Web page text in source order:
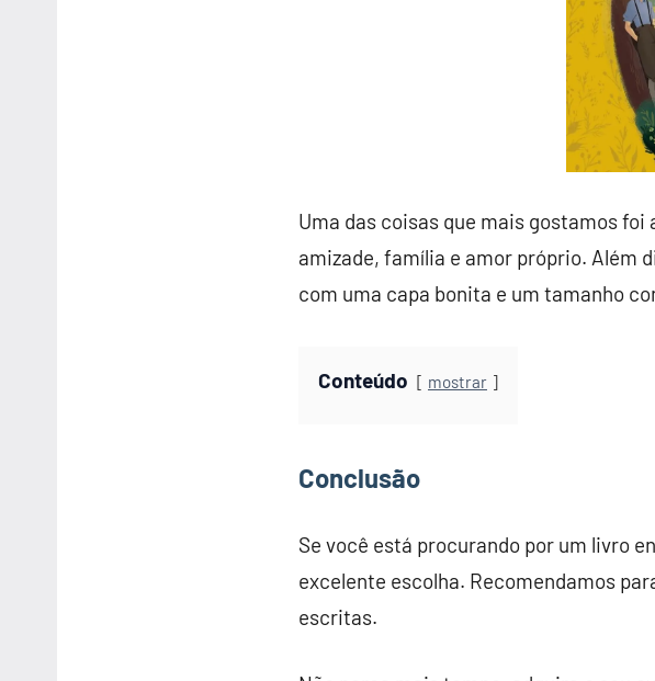
Uma das coisas que mais gostamos
amizade, família e amor próprio. Além
com uma capa bonita e um tamanho
Conteúdo mostrar
Conclusão
Se você está procurando por um livro
excelente escolha. Recomendamos
escritas.